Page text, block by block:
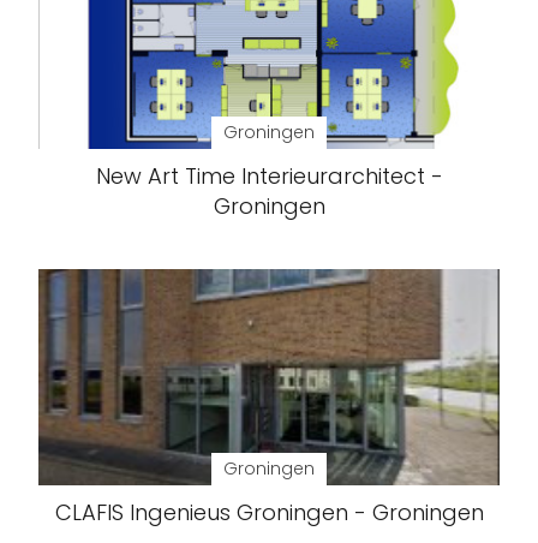
Groningen
New Art Time Interieurarchitect -
Groningen
Groningen
CLAFIS Ingenieus Groningen - Groningen